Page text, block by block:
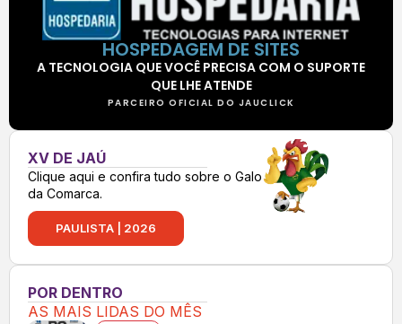
HOSPEDAGEM DE SITES
A TECNOLOGIA QUE VOCÊ PRECISA COM O SUPORTE
QUE LHE ATENDE
PARCEIRO OFICIAL DO JAUCLICK
XV DE JAÚ
Clique aqui e confira tudo sobre o Galo
da Comarca.
PAULISTA | 2026
POR DENTRO
AS MAIS LIDAS DO MÊS